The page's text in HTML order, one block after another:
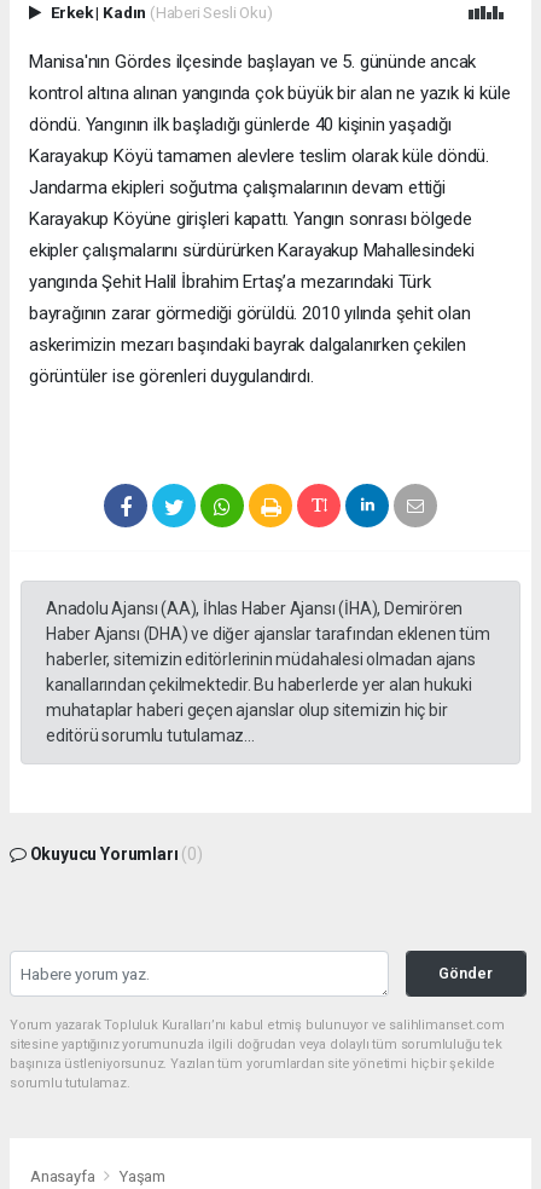
Erkek| Kadın (Haberi Sesli Oku)
Manisa'nın Gördes ilçesinde başlayan ve 5. gününde ancak
kontrol altına alınan yangında çok büyük bir alan ne yazık ki küle
döndü. Yangının ilk başladığı günlerde 40 kişinin yaşadığı
Karayakup Köyü tamamen alevlere teslim olarak küle döndü.
Jandarma ekipleri soğutma çalışmalarının devam ettiği
Karayakup Köyüne girişleri kapattı. Yangın sonrası bölgede
ekipler çalışmalarını sürdürürken Karayakup Mahallesindeki
yangında Şehit Halil İbrahim Ertaş’a mezarındaki Türk
bayrağının zarar görmediği görüldü. 2010 yılında şehit olan
askerimizin mezarı başındaki bayrak dalgalanırken çekilen
görüntüler ise görenleri duygulandırdı.
Anadolu Ajansı (AA), İhlas Haber Ajansı (İHA), Demirören
Haber Ajansı (DHA) ve diğer ajanslar tarafından eklenen tüm
haberler, sitemizin editörlerinin müdahalesi olmadan ajans
kanallarından çekilmektedir. Bu haberlerde yer alan hukuki
muhataplar haberi geçen ajanslar olup sitemizin hiç bir
editörü sorumlu tutulamaz...
Okuyucu Yorumları (0)
Gönder
Yorum yazarak Topluluk Kuralları’nı kabul etmiş bulunuyor ve salihlimanset.com
sitesine yaptığınız yorumunuzla ilgili doğrudan veya dolaylı tüm sorumluluğu tek
başınıza üstleniyorsunuz. Yazılan tüm yorumlardan site yönetimi hiçbir şekilde
sorumlu tutulamaz.
Anasayfa Yaşam